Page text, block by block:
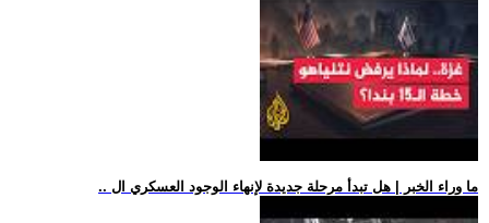
.. ما وراء الخبر | هل تبدأ مرحلة جديدة لإنهاء الوجود العسكري ال